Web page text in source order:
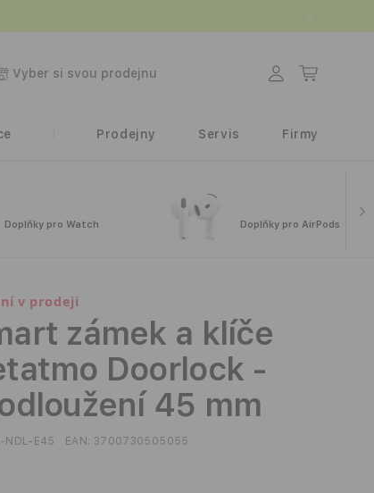
Vyber si svou prodejnu
Přihlásit
Košík
Prodejny Servis Firmy
Doplňky pro Watch Doplňky pro AirPods
v prodeji
zámek a klíče
Doorlock -
45 mm
NDL-E45 EAN: 3700730505055